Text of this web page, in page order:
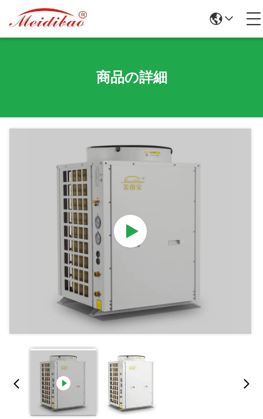
商品の詳細